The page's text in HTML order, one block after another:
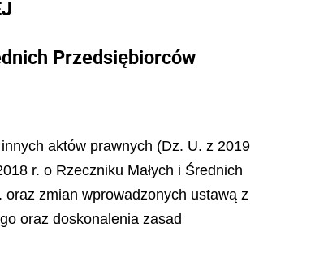
Przedsiębiorców
aktów prawnych (Dz. U. z 2019
r. o Rzeczniku Małych i Średnich
zmian wprowadzonych ustawą z
oraz doskonalenia zasad